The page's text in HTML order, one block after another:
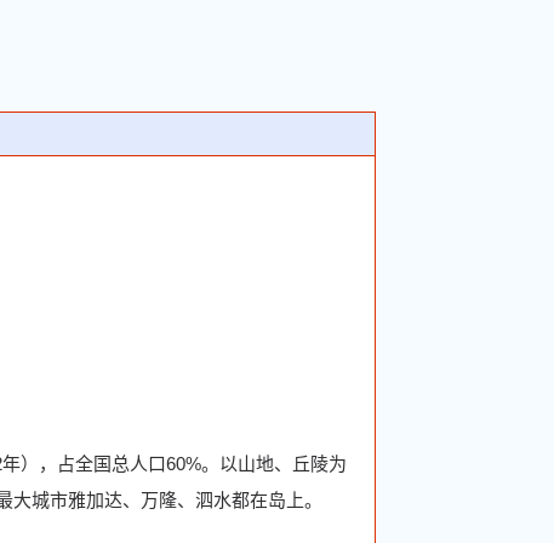
），占全国总人口60%。以山地、丘陵为
城市雅加达、万隆、泗水都在岛上。